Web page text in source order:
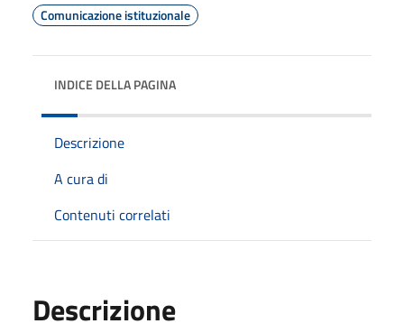
Comunicazione istituzionale
INDICE DELLA PAGINA
Descrizione
A cura di
Contenuti correlati
Descrizione